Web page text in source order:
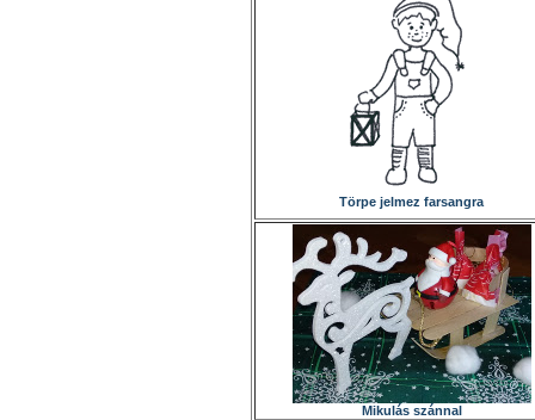
Törpe jelmez farsangra
Mikulás szánnal